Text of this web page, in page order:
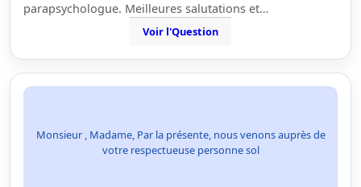
parapsychologue. Meilleures salutations et…
Voir l'Question
Monsieur , Madame, Par la présente, nous venons auprès de
votre respectueuse personne sol